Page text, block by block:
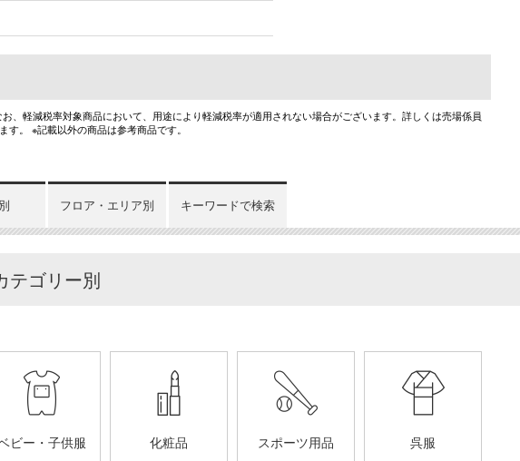
、軽減税率対象商品において、用途により軽減税率が適用されない場合がございます。詳しくは売場係員
。 ※記載以外の商品は参考商品です。
フロア・エリア別 キーワードで検索
テゴリー別
ビー・子供服 化粧品 スポーツ用品 呉服